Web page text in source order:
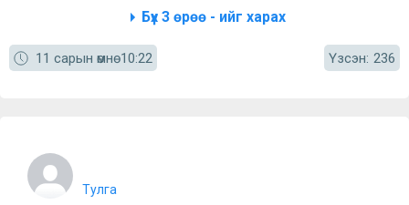
Бүх 3 өрөө - ийг харах
11 сарын өмнө 10:22 Үзсэн: 236
Тулга